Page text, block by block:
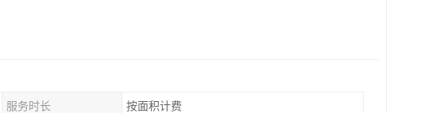
服务时长 按面积计费